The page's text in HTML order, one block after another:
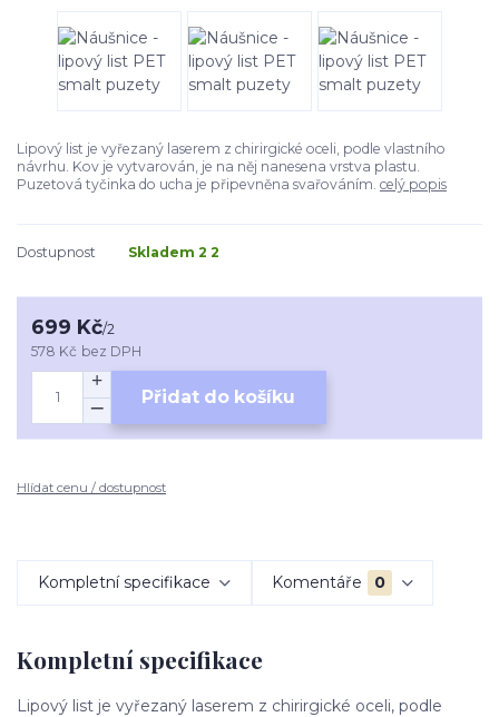
Lipový list je vyřezaný laserem z chirirgické oceli, podle vlastního
návrhu. Kov je vytvarován, je na něj nanesena vrstva plastu.
Puzetová tyčinka do ucha je připevněna svařováním. celý popis
Dostupnost Skladem 2 2
699 Kč/2
578 Kč bez DPH
Přidat do košíku
Hlídat cenu / dostupnost
Kompletní specifikace Komentáře 0
Kompletní specifikace
Lipový list je vyřezaný laserem z chirirgické oceli, podle